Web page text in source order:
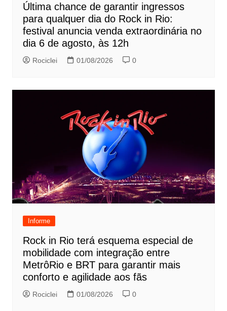
Última chance de garantir ingressos
para qualquer dia do Rock in Rio:
festival anuncia venda extraordinária no
dia 6 de agosto, às 12h
Rociclei 01/08/2026 0
Informe
Rock in Rio terá esquema especial de
mobilidade com integração entre
MetrôRio e BRT para garantir mais
conforto e agilidade aos fãs
Rociclei 01/08/2026 0